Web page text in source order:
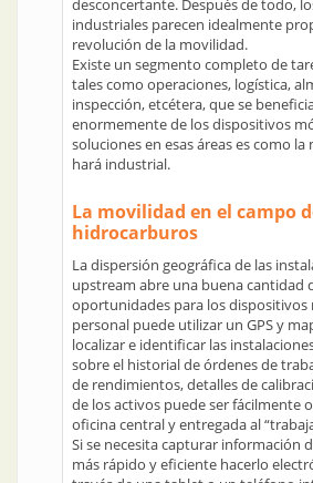
desconcertante. Después de todo,
industriales parecen idealmente
revolución de la movilidad.
Existe un segmento completo de
tales como operaciones, logística,
inspección, etcétera, que se
enormemente de los dispositivos
soluciones en esas áreas es como la
hará industrial.
La movilidad en el campo
hidrocarburos
La dispersión geográfica de las
upstream abre una buena cantidad
oportunidades para los dispositivos
personal puede utilizar un GPS y
localizar e identificar las
sobre el historial de órdenes de
de rendimientos, detalles de
de los activos puede ser fácilmente
oficina central y entregada al
Si se necesita capturar información
más rápido y eficiente hacerlo